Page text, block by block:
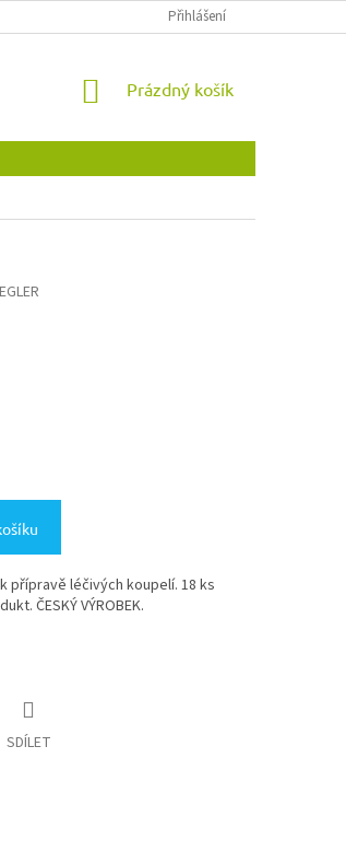
OCHRANA OSOBNÍCH ÚDAJŮ
Přihlášení
NÁKUPNÍ
Prázdný košík
přípravě léčivých koupelí. 18 ks
ČESKÝ VÝROBEK.
SDÍLET